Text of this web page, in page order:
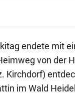
endete mit
von der
Kirchdorf)
im Wald